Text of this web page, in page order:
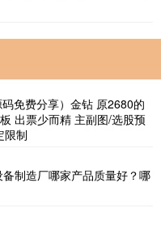
免费分享）金钻 原2680的
出票少而精 主副图/选股预
限制
制造厂哪家产品质量好？哪